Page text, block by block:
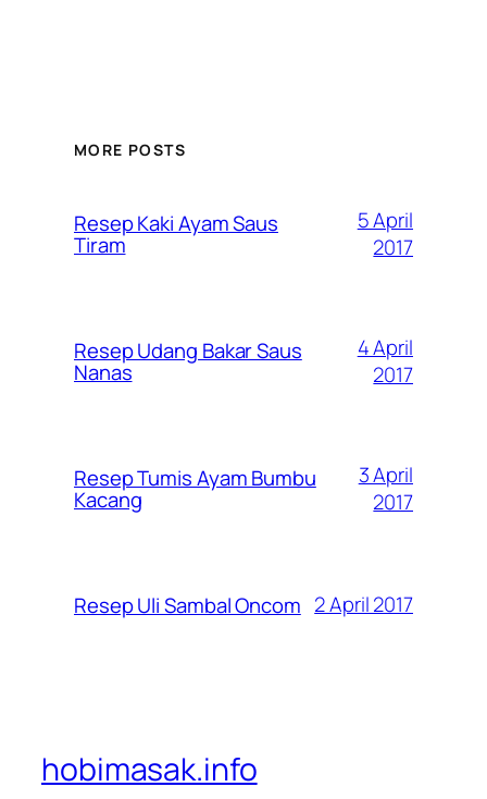
MORE POSTS
Resep Kaki Ayam Saus
Tiram
5 April
2017
Resep Udang Bakar Saus
Nanas
4 April
2017
Resep Tumis Ayam Bumbu
Kacang
3 April
2017
Resep Uli Sambal Oncom 2 April 2017
hobimasak.info